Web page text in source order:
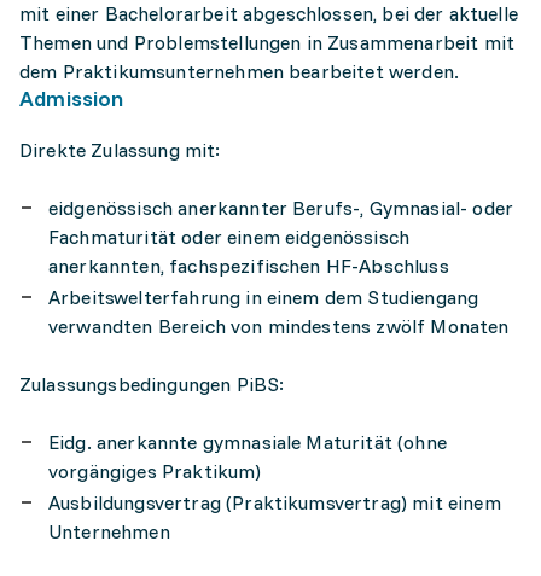
mit einer Bachelorarbeit abgeschlossen, bei der aktuelle
Themen und Problemstellungen in Zusammenarbeit mit
dem Praktikumsunternehmen bearbeitet werden.
Admission
Direkte Zulassung mit:
eidgenössisch anerkannter Berufs-, Gymnasial- oder
Fachmaturität oder einem eidgenössisch
anerkannten, fachspezifischen HF-Abschluss
Arbeitswelterfahrung in einem dem Studiengang
verwandten Bereich von mindestens zwölf Monaten
Zulassungsbedingungen PiBS:
Eidg. anerkannte gymnasiale Maturität (ohne
vorgängiges Praktikum)
Ausbildungsvertrag (Praktikumsvertrag) mit einem
Unternehmen